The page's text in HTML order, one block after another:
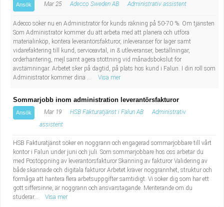
Industriell tillverkning
Installation, drift, underhåll
Kultur, media, design
Militärt arbete
Naturbruk
Naturvetenskapligt arbete
Behandlingsassistent/Socialpedagog
Tandsköterska
Tidningsbud/Tidningsdistributör
Lärare i fritidshem/Fritidspedagog
Taxiförare/Taxichaufför
Läkarsekreterare/Vårdadmin/Medicinsk
Ansök Mar 25 Adecco Sweden AB Administrativ assistent
Adecco söker nu en Administratör för kunds räkning på 50-70 %. Om tjänsten
Som Administratör kommer du att arbeta med att planera och utföra
materialinköp, kontera leverantörsfakturor, inleveranser för lager samt
vidarefaktering till kund, serviceavtal, in & utleveranser, beställningar,
orderhantering, mejl samt agera stöttning vid månadsbokslut för
avstämningar. Arbetet sker på dagtid, på plats hos kund i Falun. I din roll som
Administratör kommer dina ...
Visa mer
Sommarjobb inom administration leverantörsfakturor
Ansök Mar 19 HSB Fakturatjänst i Falun AB
Administrativ
assistent
HSB Fakturatjänst söker en noggrann och engagerad sommarjobbare till vårt
kontor i Falun under juni och juli. Som sommarjobbare hos oss arbetar du
med Postöppning av leverantörsfakturor Skanning av fakturor Validering av
både skannade och digitala fakturor Arbetet kräver noggrannhet, struktur och
förmåga att hantera flera arbetsuppgifter samtidigt. Vi söker dig som har ett
gott siffersinne, är noggrann och ansvarstagande. Meriterande om du
studerar...
Visa mer